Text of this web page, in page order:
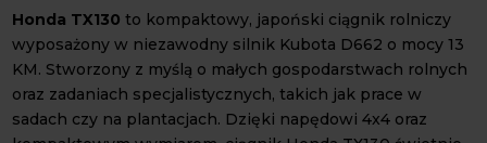
Honda TX130 to kompaktowy, japoński ciągnik rolniczy
wyposażony w niezawodny silnik Kubota D662 o mocy 13
KM. Stworzony z myślą o małych gospodarstwach rolnych
oraz zadaniach specjalistycznych, takich jak prace w
sadach czy na plantacjach. Dzięki napędowi 4x4 oraz